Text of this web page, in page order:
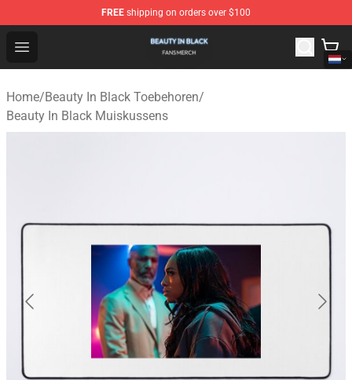
FREE shipping on orders over $100
Open menu
Beauty In Black Shop - Official Beauty In Black
Home/Beauty In Black Toebehoren/
Beauty In Black Muiskussens